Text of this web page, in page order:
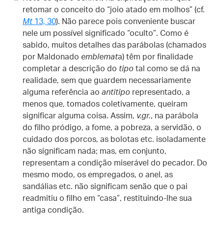
retomar o conceito do “joio atado em molhos” (cf.
Mt13, 30). Não parece pois conveniente buscar
nele um possível significado “oculto”. Como é
sabido, muitos detalhes das parábolas (chamados
por Maldonado emblemata) têm por finalidade
completar a descrição do tipo tal como se dá na
realidade, sem que guardem necessariamente
alguma referência ao antitipo representado, a
menos que, tomados coletivamente, queiram
significar alguma coisa. Assim, v.gr., na parábola
do filho pródigo, a fome, a pobreza, a servidão, o
cuidado dos porcos, as bolotas etc. isoladamente
não significam nada; mas, em conjunto,
representam a condição miserável do pecador. Do
mesmo modo, os empregados, o anel, as
sandálias etc. não significam senão que o pai
readmitiu o filho em “casa”, restituindo-lhe sua
antiga condição.